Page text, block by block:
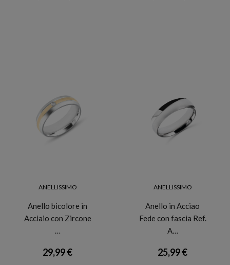
ANELLISSIMO
Anello bicolore in
Acciaio con Zircone
…
29,99 €
ANELLISSIMO
Anello in Acciao
Fede con fascia Ref.
A…
25,99 €